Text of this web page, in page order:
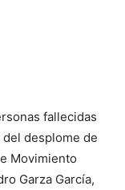
fallecidas
desplome de
Movimiento
Garza García,